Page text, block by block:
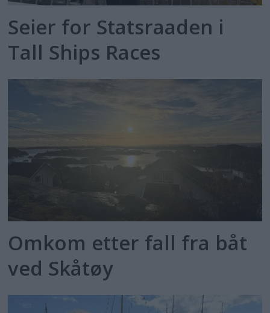
Seier for Statsraaden i
Tall Ships Races
Omkom etter fall fra båt
ved Skåtøy